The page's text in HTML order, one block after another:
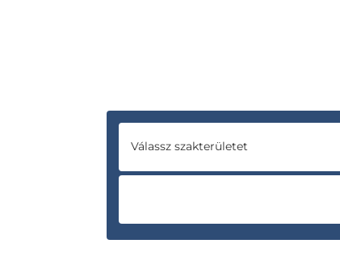
Válassz szakterületet